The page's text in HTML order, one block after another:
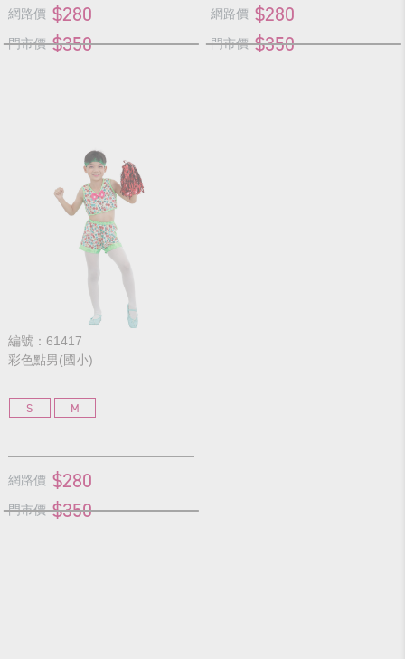
網路價 $280
門市價 $350
網路價 $280
門市價 $350
編號：61417
彩色點男(國小)
S M
網路價 $280
門市價 $350